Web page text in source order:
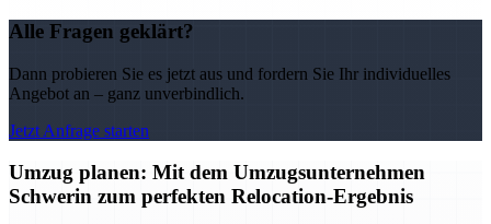
Alle Fragen geklärt?
Dann probieren Sie es jetzt aus und fordern Sie Ihr individuelles
Angebot an – ganz unverbindlich.
Jetzt Anfrage starten
Umzug planen: Mit dem Umzugsunternehmen
Schwerin zum perfekten Relocation-Ergebnis